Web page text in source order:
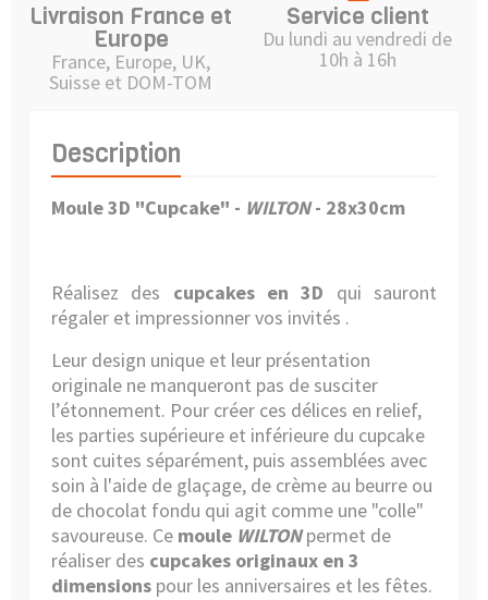
Livraison France et
Europe
France, Europe, UK,
Suisse et DOM-TOM
Service client
Du lundi au vendredi de
10h à 16h
Description
Moule 3D "Cupcake" - WILTON- 28x30cm
Réalisez des cupcakes en 3D qui sauront
régaler et impressionner vos invités .
Leur design unique et leur présentation
originale ne manqueront pas de susciter
l’étonnement. Pour créer ces délices en relief,
les parties supérieure et inférieure du cupcake
sont cuites séparément, puis assemblées avec
soin à l'aide de glaçage, de crème au beurre ou
de chocolat fondu qui agit comme une "colle"
savoureuse. Ce moule WILTONpermet de
réaliser des cupcakes originaux en 3
dimensions pour les anniversaires et les fêtes.